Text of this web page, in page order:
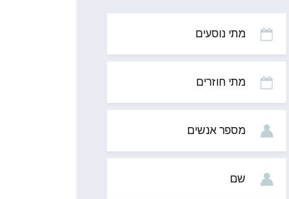
נוסעים
חוזרים
אנשים